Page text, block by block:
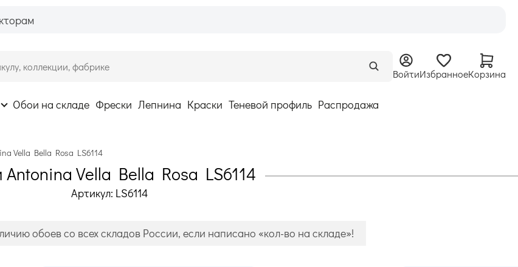
ВойтиИзбранноеКорзина
Обои на складе Фрески Лепнина Краски Теневой профиль Распродажа
Vella Bella Rosa LS6114
Antonina Vella Bella Rosa LS6114
Артикул: LS6114
обоев со всех складов России, если написано «кол-во на складе»!